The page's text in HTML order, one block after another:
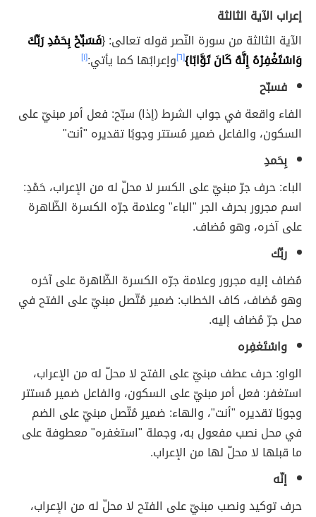
إعراب الآية الثالثة
الآية الثالثة من سورة النّصر قوله تعالى: {فَسَبِّحْ بِحَمْدِ رَبِّكَ
وَاسْتَغْفِرْهُ إِنَّهُ كَانَ تَوَّابًا}[٦] وإعرابُها كما يأتي:[١]
فسبّح
الفاء واقعة في جواب الشرط (إذا) سبّح: فعل أمر مبنيّ على
السكون، والفاعل ضمير مُستتر وجوبًا تقديره "أنت"
بِحَمدِ
الباء: حرف جرّ مبنيّ على الكسر لا محلّ له من الإعراب، حَمْدِ:
اسم مجرور بحرف الجر "الباء" وعلامة جرّه الكسرة الظّاهرة
على آخره، وهو مُضاف.
ربِّك
مُضاف إليه مجرور وعلامة جرّه الكسرة الظّاهرة على آخره
وهو مُضاف، كاف الخطاب: ضمير مُتّصل مبنيّ على الفتح في
محل جرّ مُضاف إليه.
واسْتَغفِره
الواو: حرف عطف مبنيّ على الفتح لا محلّ له من الإعراب،
استغفر: فعل أمر مبنيّ على السكون، والفاعل ضمير مُستتر
وجوبًا تقديره "أنت"، والهاء: ضمير مُتّصل مبنيّ على الضم
في محل نصب مفعول به، وجملة "استغفره" معطوفة على
ما قبلها لا محلّ لها من الإعراب.
إنّه
حرف توكيد ونصب مبنيّ على الفتح لا محلّ له من الإعراب،